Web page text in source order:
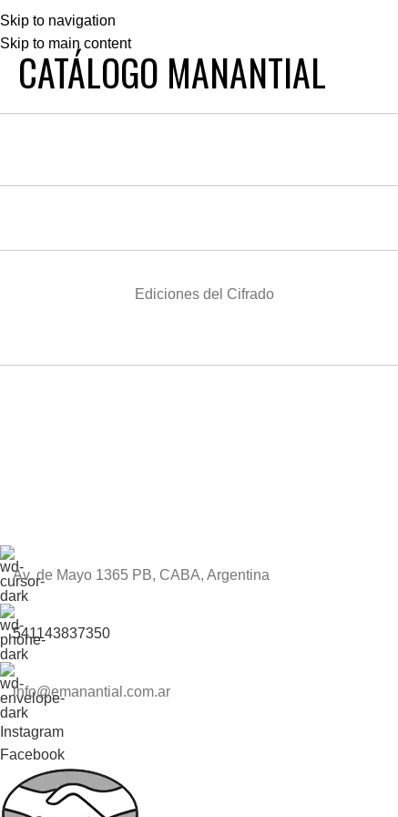
Skip to navigation
Skip to main content
Catálogo Manantial
CATÁLOGO MANANTIAL
Ediciones del Cifrado
Av. de Mayo 1365 PB, CABA, Argentina
541143837350
info@emanantial.com.ar
Instagram
Facebook